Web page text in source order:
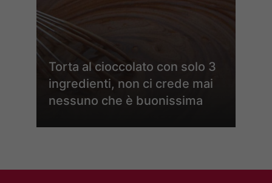
Torta al cioccolato con solo 3
ingredienti, non ci crede mai
nessuno che è buonissima